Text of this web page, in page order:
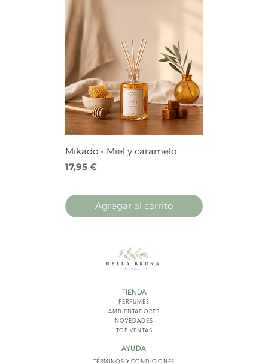
Mikado - Miel y caramelo
Precio
17,95 €
Agregar al carrito
Precio
17,95 €
TIENDA
PERFUMES
AMBIENTADORES
NOVEDADES
TOP VENTAS
AYUDA
TÉRMINOS Y CONDICIONES